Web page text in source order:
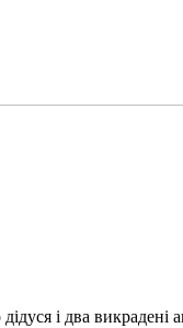
і два викрадені